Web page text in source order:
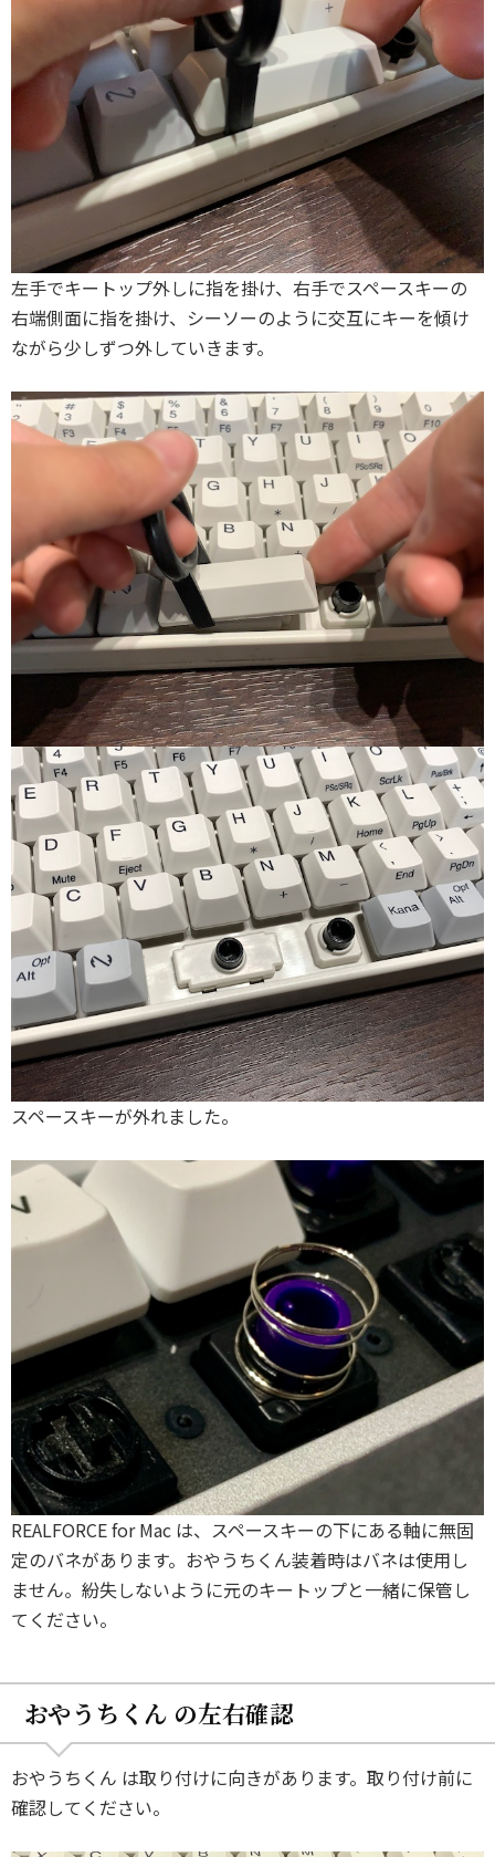
左手でキートップ外しに指を掛け、右手でスペースキーの
右端側面に指を掛け、シーソーのように交互にキーを傾け
ながら少しずつ外していきます。
スペースキーが外れました。
REALFORCE for Mac は、スペースキーの下にある軸に無固
定のバネがあります。おやうちくん装着時はバネは使用し
ません。紛失しないように元のキートップと一緒に保管し
てください。
おやうちくん の左右確認
おやうちくん は取り付けに向きがあります。取り付け前に
確認してください。